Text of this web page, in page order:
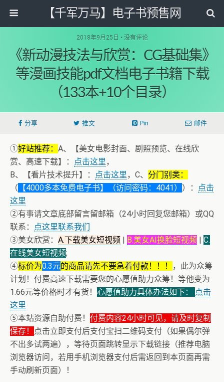
【千军万马】电子书预售网
2018年9月25日 • 没有评论
《新动漫技法与欣赏：CG基础集》
等漫画技能pdf文档电子书籍下载
（133本+10个目录）
分享 推文 Pin 邮件
①好站推荐： A、【美女电影封面、剧照预览、在线欣
赏、高速下载】：
点击这里，
B、【看片技术提升】：
点击这里，C、 分门别类：
（ 【4000多本免费电子书】（访问密码：4041） ）：
点击
这里
②有事请文章底部留言留邮箱（24小时回复您邮箱）或QQ
联系：
点这里联系我们
③美女欣赏： A.下载美女短视频 | B.美女AI换脸短视频 | C.
在线美女短视频;
④标价为0.3元的商品请先不要急着付款！！！
，此为众筹
计划！付费高速下载需要您的心愿值助力众筹！等他变为
1.66元等价格时才有货！ 心愿值助力具体办法如下：
点击
这里
⑤本站资源自助付费！ 付费内容24小时可见，请及时复制
保存！
点击立即支付后支付宝扫二维码支付（如果偶尔弹
不出多试两遍），等待页面跳转显示下载链接（推荐电脑
浏览器访问，若用手机浏览器支付后需返回到本页面再需
手动刷新页面）！
+ AV女神文化课！近400位AV女优明星故事简介
+ 恭喜IP为180.201.1.217的网友为电子书籍《动力电池管